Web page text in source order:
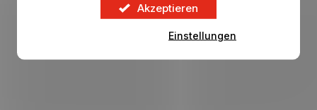
Akzeptieren
Einstellungen